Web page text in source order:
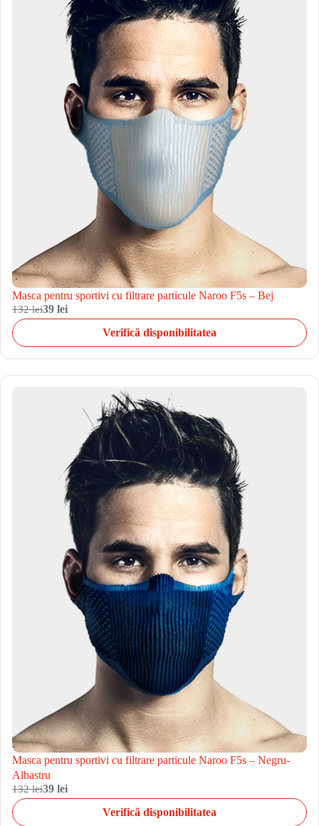
Masca pentru sportivi cu filtrare particule Naroo F5s – Bej
132 lei39 lei
Verifică disponibilitatea
Masca pentru sportivi cu filtrare particule Naroo F5s – Negru-
Albastru
132 lei39 lei
Verifică disponibilitatea